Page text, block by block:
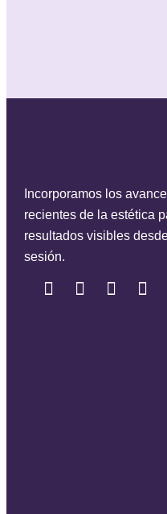
Incorporamos los
recientes de la estética
resultados visibles
sesión.